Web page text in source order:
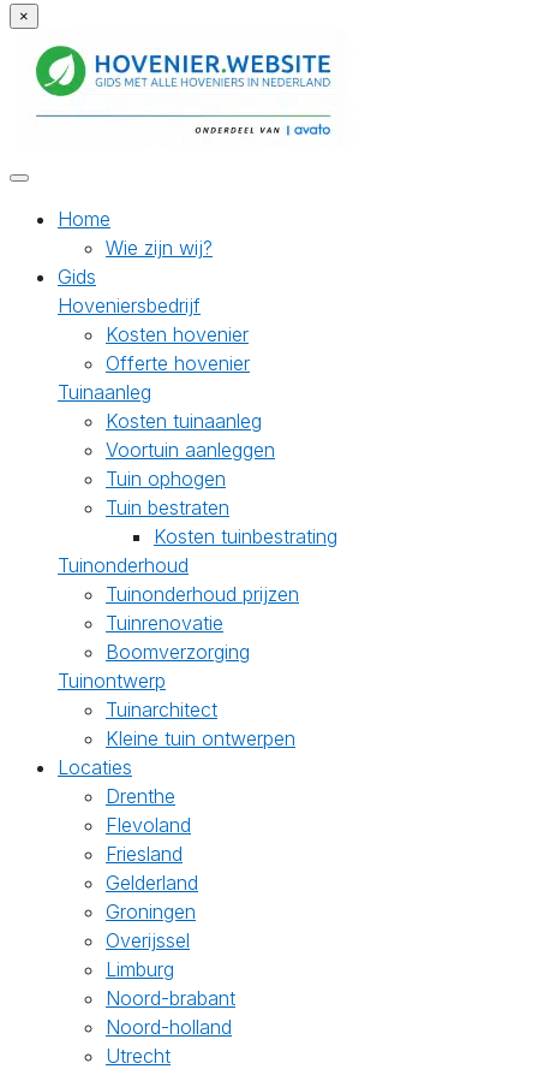
×
Home
Wie zijn wij?
Gids
Hoveniersbedrijf
Kosten hovenier
Offerte hovenier
Tuinaanleg
Kosten tuinaanleg
Voortuin aanleggen
Tuin ophogen
Tuin bestraten
Kosten tuinbestrating
Tuinonderhoud
Tuinonderhoud prijzen
Tuinrenovatie
Boomverzorging
Tuinontwerp
Tuinarchitect
Kleine tuin ontwerpen
Locaties
Drenthe
Flevoland
Friesland
Gelderland
Groningen
Overijssel
Limburg
Noord-brabant
Noord-holland
Utrecht